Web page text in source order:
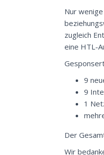
Nur
zugleich
eine HTL-
9
9
1
Der
Wir